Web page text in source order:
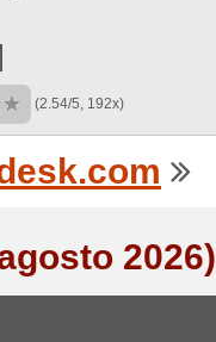
(2.54/5, 192x)
2026)